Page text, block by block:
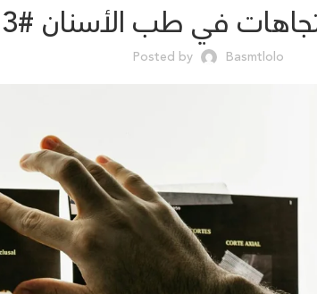
في طب الأسنان #3
Posted by Basmtlolo